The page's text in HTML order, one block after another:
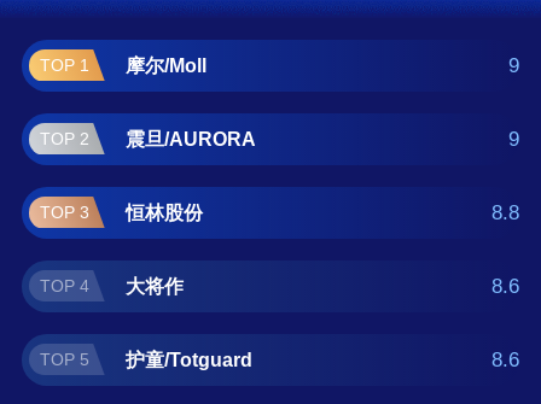
口碑评价等多项指数评选出了课桌椅十大品牌
排行榜,前十名分别是摩尔/Moll、震
旦/AURORA、恒林股份、大将作、护
童/Totguard、康朴乐/COMF-PRO、西昊、乐
歌/Loctek、生活诚品、网易严选。如果您正在
查找课桌椅什么牌子好？那么本课桌椅十大品
牌榜单可供您作为选购参考，我们致力于用最
真实的用户数据推荐口碑最好的课桌椅品牌，
让您选得放心。(榜单每月更新一次)
TOP 1 摩尔/Moll 9
TOP 2 震旦/AURORA 9
TOP 3 恒林股份 8.8
TOP 4 大将作 8.6
TOP 5 护童/Totguard 8.6